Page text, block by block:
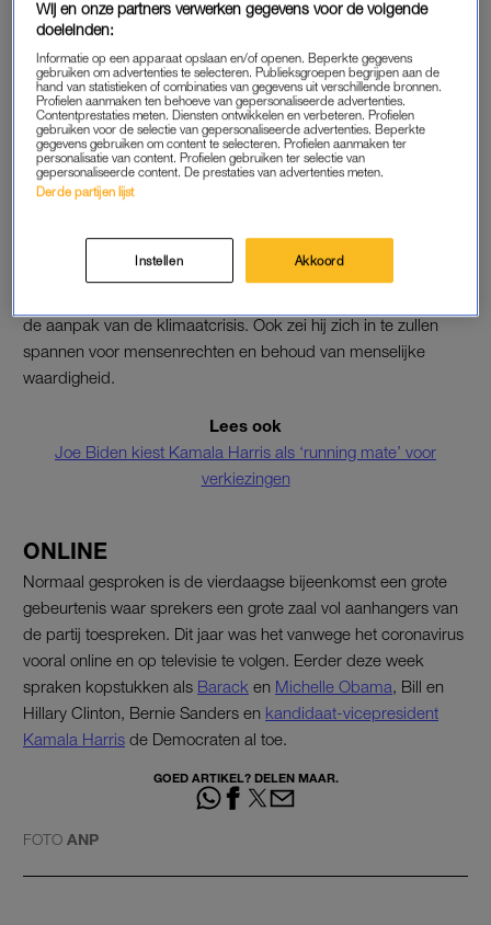
TRUMP
Zonder zijn naam te noemen haalde Biden ook nog hard uit
naar president Donald Trump. “Een man die denktdat het
allemaal om hem draait. Met hem krijgen we de economie niet
terug op de rails of de pandemie onder controle. Hij heeft er
geen plan voor, ik wel. Hij is er niet in geslaagd ons te
De Democraat beloofde een plan voor belastinghervorming,
de aanpak van de klimaatcrisis. Ook zei hij zich in te zullen
spannen voor mensenrechten en behoud van menselijke
waardigheid.
Lees ook
Joe Biden kiest Kamala Harris als ‘running mate’ voor
verkiezingen
ONLINE
Normaal gesproken is de vierdaagse bijeenkomst een grote
gebeurtenis waar sprekers een grote zaal vol aanhangers van
de partij toespreken. Dit jaar was het vanwege het coronavirus
vooral online en op televisie te volgen. Eerder deze week
spraken kopstukken als Barack en Michelle Obama, Bill en
Hillary Clinton, Bernie Sanders en kandidaat-vicepresident
Kamala Harris de Democraten al toe.
GOED ARTIKEL? DELEN MAAR.
FOTO ANP
Wij en onze partners verwerken gegevens voor de volgende
doeleinden:
Informatie op een apparaat opslaan en/of openen. Beperkte gegevens
gebruiken om advertenties te selecteren. Publieksgroepen begrijpen aan de
hand van statistieken of combinaties van gegevens uit verschillende bronnen.
Profielen aanmaken ten behoeve van gepersonaliseerde advertenties.
Contentprestaties meten. Diensten ontwikkelen en verbeteren. Profielen
gebruiken voor de selectie van gepersonaliseerde advertenties. Beperkte
gegevens gebruiken om content te selecteren. Profielen aanmaken ter
personalisatie van content. Profielen gebruiken ter selectie van
gepersonaliseerde content. De prestaties van advertenties meten.
Derde partijen lijst
Instellen Akkoord